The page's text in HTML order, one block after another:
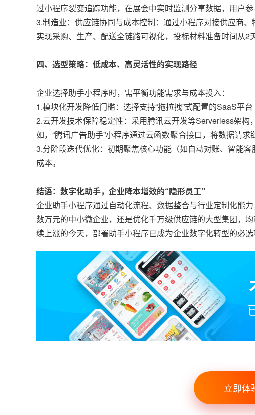
过小程序裂变追踪功能，在展会中实时监测分享数据，用户参
3.制造业：供应链协同与成本控制：通过小程序对接供应商
实现采购、生产、配送全链路可视化，投标材料准备时间从2
四、选型策略：低成本、高灵活性的实现路径
企业选择助手小程序时，需平衡功能需求与成本投入：
1.模块化开发降低门槛：选择支持“拖拉拽”式配置的SaaS平
2.云开发技术保障稳定性：采用腾讯云开发等Serverless架
如，“腾讯广告助手”小程序通过云函数聚合接口，将数据请求
3.分阶段迭代优化：初期聚焦核心功能（如自动对账、智能
成本。
结语：数字化助手，企业降本增效的“隐形员工”
企业助手小程序通过自动化流程、数据整合与行业定制化能
数万元的中小微企业，还是优化千万级供应链的大型集团，
续上涨的今天，部署助手小程序已成为企业数字化转型的必选
立即体